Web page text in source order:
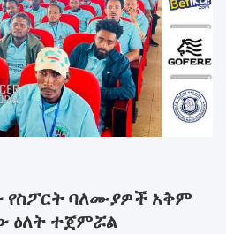
የስፖርት ባለሙያዎች አቅም
ዕለት ተጀምሯል